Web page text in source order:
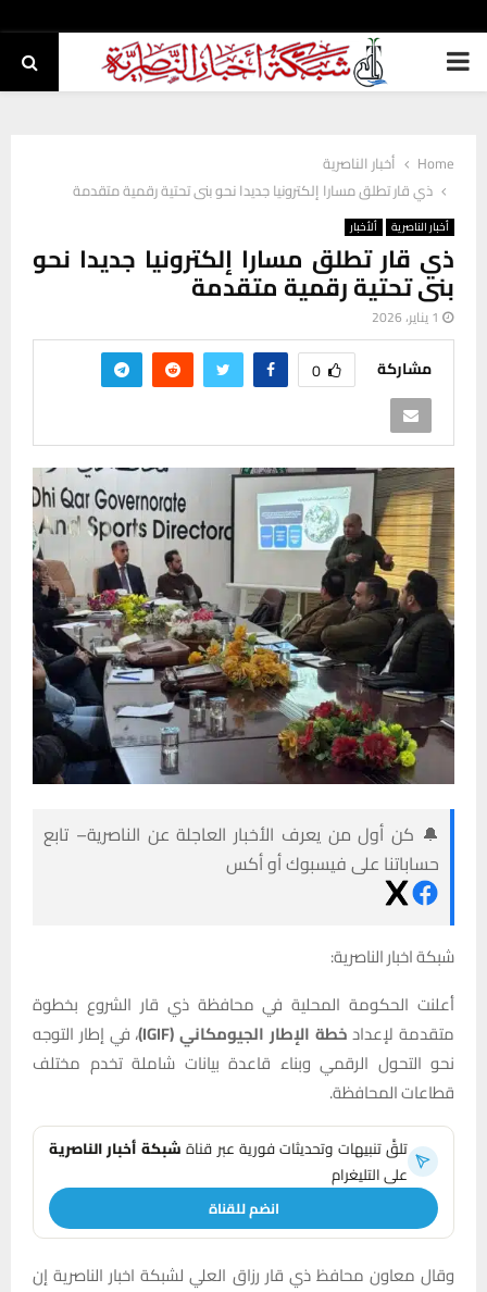
PRIMARY
Home
أخبار الناصرية
ذي قار تطلق مسارا إلكترونيا جديدا نحو بنى تحتية رقمية متقدمة
أخبار الناصرية ألأخبار
ذي قار تطلق مسارا إلكترونيا جديدا نحو
بنى تحتية رقمية متقدمة
1 يناير، 2026
مشاركة 0
🔔 كن أول من يعرف الأخبار العاجلة عن الناصرية– تابع
حساباتنا على فيسبوك أو أكس
شبكة اخبار الناصرية:
أعلنت الحكومة المحلية في محافظة ذي قار الشروع بخطوة
متقدمة لإعدادخطة الإطار الجيومكاني (IGIF)
، في إطار التوجه
نحو التحول الرقمي وبناء قاعدة بيانات شاملة تخدم مختلف
قطاعات المحافظة.
تلقَّ تنبيهات وتحديثات فورية عبر قناةشبكة أخبار الناصرية
على التليغرام
انضم للقناة
وقال معاون محافظ ذي قار رزاق العلي لشبكة اخبار الناصرية إن